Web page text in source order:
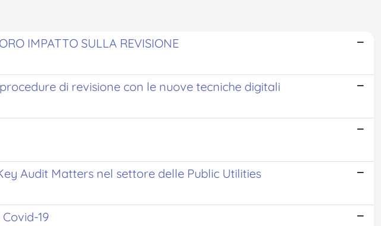
IMPATTO SULLA REVISIONE
di revisione con le nuove tecniche digitali
Audit Matters nel settore delle Public Utilities
19